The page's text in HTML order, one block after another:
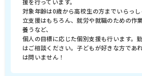
援を行っています。
対象年齢は0歳から高校生の方までいらっ
立支援はもちろん、就労や就職のための作
養うなど、
個人の目標に応じた個別支援も行います。
はご相談ください。子どもが好きな方であ
は問いません！